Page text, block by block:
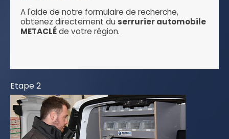
A l'aide de notre formulaire de recherche,
obtenez directement du serrurier automobile
METACLÉde votre région.
Etape 2